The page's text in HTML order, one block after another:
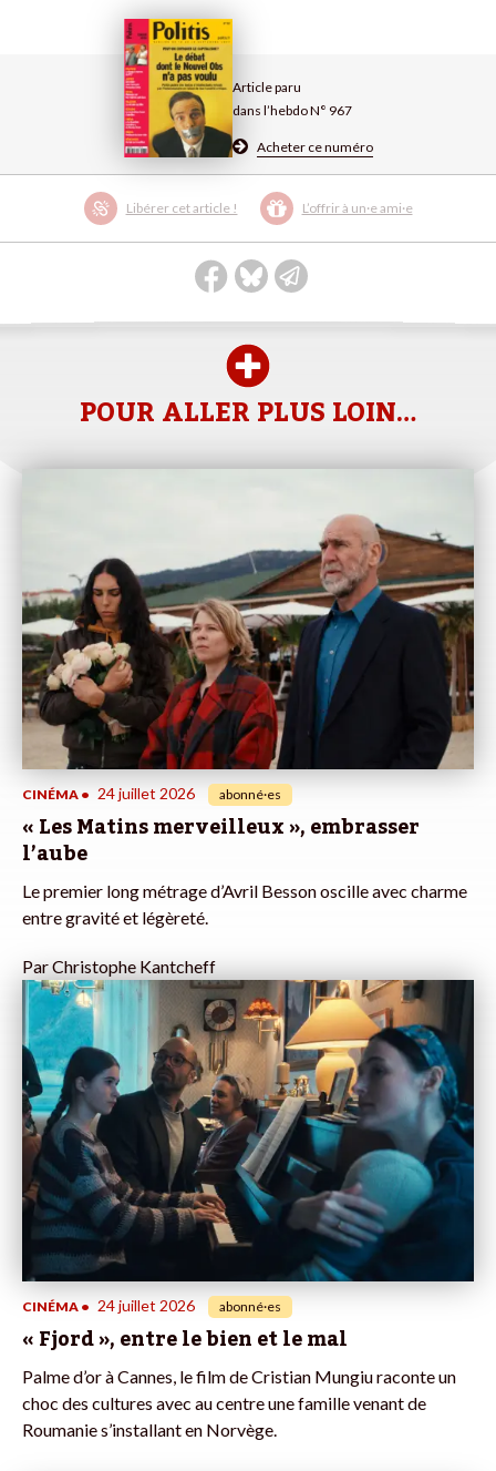
Article paru
dans l’hebdo N° 967
Acheter ce numéro
Libérer cet article ! L’offrir à un·e ami·e
POUR ALLER PLUS LOIN…
CINÉMA • 24 juillet 2026 abonné·es
« Les Matins merveilleux », embrasser
l’aube
Le premier long métrage d’Avril Besson oscille avec charme
entre gravité et légèreté.
ParChristophe Kantcheff
CINÉMA • 24 juillet 2026 abonné·es
« Fjord », entre le bien et le mal
Palme d’or à Cannes, le film de Cristian Mungiu raconte un
choc des cultures avec au centre une famille venant de
Roumanie s’installant en Norvège.